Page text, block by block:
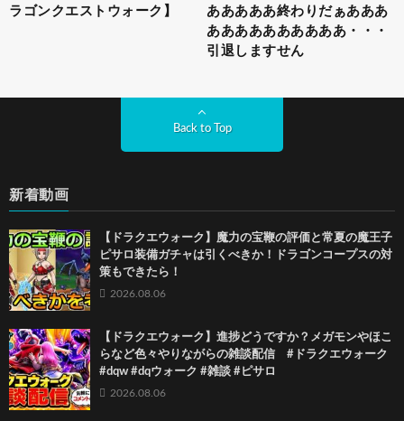
ラゴンクエストウォーク】
あああああ終わりだぁあああ
ああああああああああ・・・
引退しますせん
Back to Top
新着動画
【ドラクエウォーク】魔力の宝鞭の評価と常夏の魔王子
ピサロ装備ガチャは引くべきか！ドラゴンコープスの対
策もできたら！
2026.08.06
【ドラクエウォーク】進捗どうですか？メガモンやほこ
らなど色々やりながらの雑談配信 #ドラクエウォーク
#dqw #dqウォーク #雑談 #ピサロ
2026.08.06